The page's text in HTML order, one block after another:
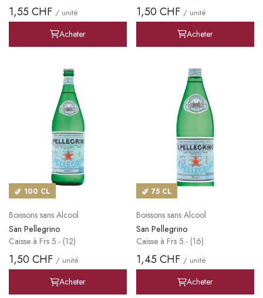
1,55 CHF / unité
Acheter
1,50 CHF / unité
Acheter
100 CL
Boissons sans Alcool
San Pellegrino
Caisse à Frs 5.- (12)
1,50 CHF / unité
Acheter
75 CL
Boissons sans Alcool
San Pellegrino
Caisse à Frs 5.- (16)
1,45 CHF / unité
Acheter